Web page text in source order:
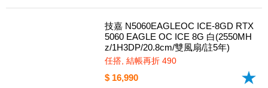
(2557MHz/31cm/三風扇/註五年)
任搭, 結帳再折 490
$ 31,590